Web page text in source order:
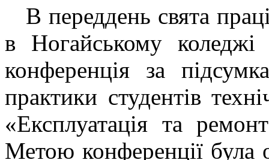
В переддень свята
в Ногайському
конференція за
практики студентів
«Експлуатація та
Метою конференції була